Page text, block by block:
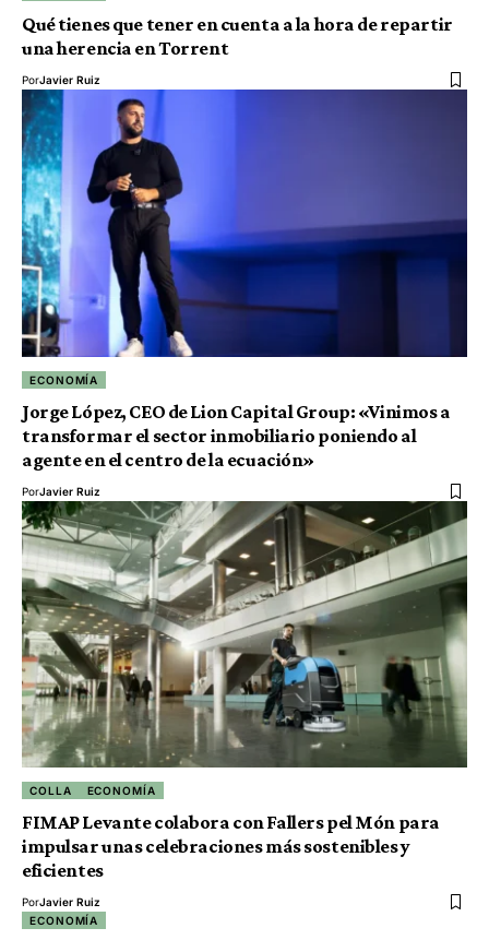
Qué tienes que tener en cuenta a la hora de repartir
una herencia en Torrent
PorJavier Ruiz
ECONOMÍA
Jorge López, CEO de Lion Capital Group: «Vinimos a
transformar el sector inmobiliario poniendo al
agente en el centro de la ecuación»
PorJavier Ruiz
COLLA ECONOMÍA
FIMAP Levante colabora con Fallers pel Món para
impulsar unas celebraciones más sostenibles y
eficientes
PorJavier Ruiz
ECONOMÍA